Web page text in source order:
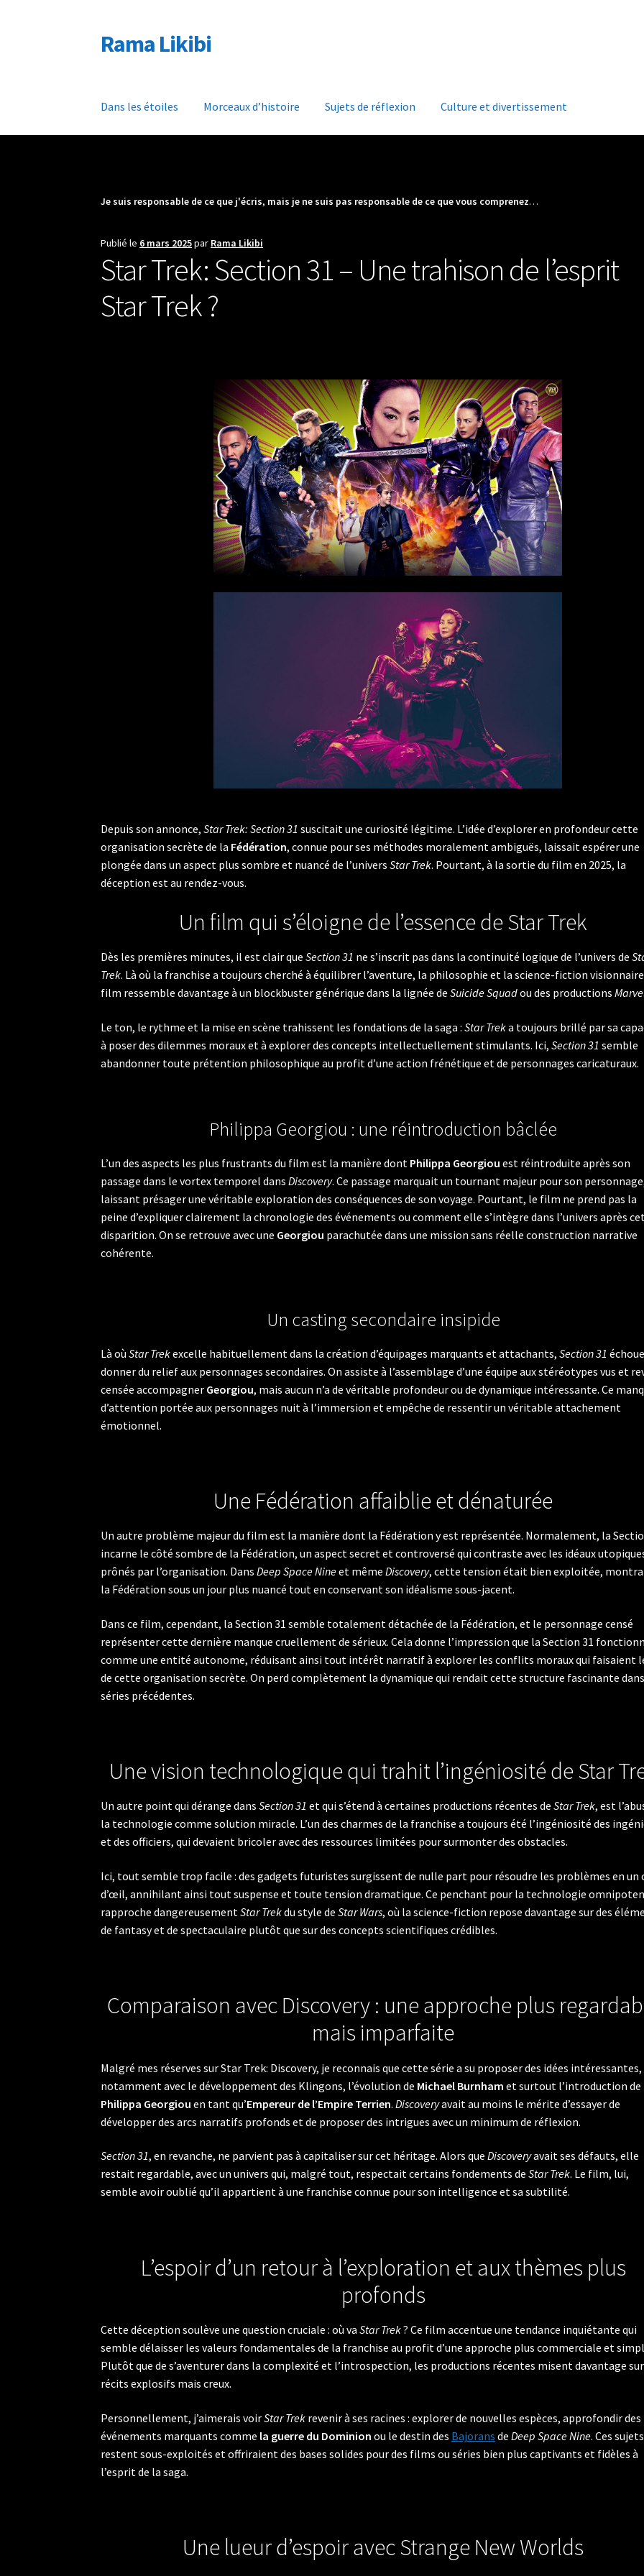
Aller
à
Aller
au
Rama Likibi
Dans les étoiles Morceaux d’histoire Sujets de réflexion Culture et divertissement
Je suis responsable de ce que j'écris, mais je ne suis pas responsable de ce que vous comprenez…
Publié le 6 mars 2025par Rama Likibi
Star Trek: Section 31 – Une trahison de l’esprit
Star Trek ?
Depuis son annonce,Star Trek: Section 31 suscitait une curiosité légitime. L’idée d’explorer en profondeur cette
organisation secrète de la Fédération, connue pour ses méthodes moralement ambiguës, laissait espérer une
plongée dans un aspect plus sombre et nuancé de l’universStar Trek. Pourtant, à la sortie du film en 2025, la
déception est au rendez-vous.
Un film qui s’éloigne de l’essence de Star Trek
Dès les premières minutes, il est clair queSection 31 ne s’inscrit pas dans la continuité logique de l’univers de
Trek. Là où la franchise a toujours cherché à équilibrer l’aventure, la philosophie et la science-fiction
film ressemble davantage à un blockbuster générique dans la lignée deSuicide Squadou des productions
Le ton, le rythme et la mise en scène trahissent les fondations de la saga :Star Treka toujours brillé par sa
à poser des dilemmes moraux et à explorer des concepts intellectuellement stimulants. Ici,Section 31 semble
abandonner toute prétention philosophique au profit d’une action frénétique et de personnages caricaturaux.
Philippa Georgiou : une réintroduction bâclée
L’un des aspects les plus frustrants du film est la manière dont Philippa Georgiou est réintroduite après son
passage dans le vortex temporel dansDiscovery. Ce passage marquait un tournant majeur pour son
laissant présager une véritable exploration des conséquences de son voyage. Pourtant, le film ne prend pas la
peine d’expliquer clairement la chronologie des événements ou comment elle s’intègre dans l’univers après
disparition. On se retrouve avec une Georgiou parachutée dans une mission sans réelle construction narrative
cohérente.
Un casting secondaire insipide
Là oùStar Trekexcelle habituellement dans la création d’équipages marquants et attachants,Section 31
donner du relief aux personnages secondaires. On assiste à l’assemblage d’une équipe aux stéréotypes vus et
censée accompagner Georgiou, mais aucun n’a de véritable profondeur ou de dynamique intéressante. Ce
d’attention portée aux personnages nuit à l’immersion et empêche de ressentir un véritable attachement
émotionnel.
Une Fédération affaiblie et dénaturée
Un autre problème majeur du film est la manière dont la Fédération y est représentée. Normalement, la
incarne le côté sombre de la Fédération, un aspect secret et controversé qui contraste avec les idéaux
prônés par l’organisation. DansDeep Space Nineet mêmeDiscovery, cette tension était bien exploitée,
la Fédération sous un jour plus nuancé tout en conservant son idéalisme sous-jacent.
Dans ce film, cependant, la Section 31 semble totalement détachée de la Fédération, et le personnage censé
représenter cette dernière manque cruellement de sérieux. Cela donne l’impression que la Section 31
comme une entité autonome, réduisant ainsi tout intérêt narratif à explorer les conflits moraux qui faisaient
de cette organisation secrète. On perd complètement la dynamique qui rendait cette structure fascinante
séries précédentes.
Une vision technologique qui trahit l’ingéniosité de Star
Un autre point qui dérange dansSection 31 et qui s’étend à certaines productions récentes deStar Trek, est
la technologie comme solution miracle. L’un des charmes de la franchise a toujours été l’ingéniosité des
et des officiers, qui devaient bricoler avec des ressources limitées pour surmonter des obstacles.
Ici, tout semble trop facile : des gadgets futuristes surgissent de nulle part pour résoudre les problèmes en un
d’œil, annihilant ainsi tout suspense et toute tension dramatique. Ce penchant pour la technologie
rapproche dangereusementStar Trekdu style deStar Wars, où la science-fiction repose davantage sur des
de fantasy et de spectaculaire plutôt que sur des concepts scientifiques crédibles.
Comparaison avec Discovery : une approche plus
mais imparfaite
Malgré mes réserves sur Star Trek: Discovery, je reconnais que cette série a su proposer des idées intéressantes,
notamment avec le développement des Klingons, l’évolution de Michael Burnham et surtout l’introduction de
Philippa Georgiou en tant qu’Empereur de l’Empire Terrien.Discoveryavait au moins le mérite d’essayer de
développer des arcs narratifs profonds et de proposer des intrigues avec un minimum de réflexion.
Section 31, en revanche, ne parvient pas à capitaliser sur cet héritage. Alors queDiscoveryavait ses défauts, elle
restait regardable, avec un univers qui, malgré tout, respectait certains fondements deStar Trek. Le film, lui,
semble avoir oublié qu’il appartient à une franchise connue pour son intelligence et sa subtilité.
L’espoir d’un retour à l’exploration et aux thèmes plus
profonds
Cette déception soulève une question cruciale : où vaStar Trek? Ce film accentue une tendance inquiétante qui
semble délaisser les valeurs fondamentales de la franchise au profit d’une approche plus commerciale et
Plutôt que de s’aventurer dans la complexité et l’introspection, les productions récentes misent davantage
récits explosifs mais creux.
Personnellement, j’aimerais voirStar Trek revenir à ses racines : explorer de nouvelles espèces, approfondir des
événements marquants comme la guerre du Dominion ou le destin des Bajorans deDeep Space Nine. Ces sujets
restent sous-exploités et offriraient des bases solides pour des films ou séries bien plus captivants et fidèles à
l’esprit de la saga.
Une lueur d’espoir avec Strange New Worlds